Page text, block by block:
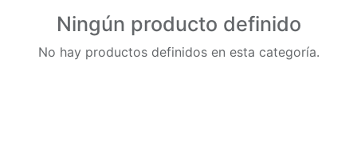
Ningún producto definido
No hay productos definidos en esta categoría.